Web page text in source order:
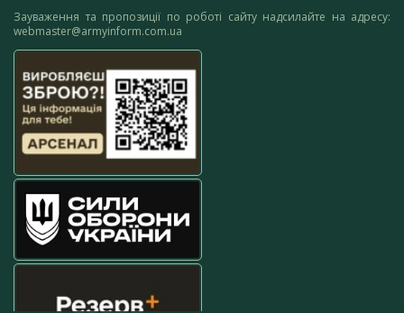
Зауваження та пропозиції по роботі сайту надсилайте на адресу:
webmaster@armyinform.com.ua